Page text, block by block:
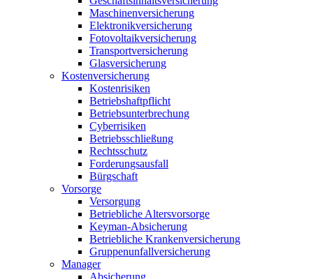
Maschinenversicherung
Elektronikversicherung
Fotovoltaikversicherung
Transportversicherung
Glasversicherung
Kostenversicherung
Kostenrisiken
Betriebshaftpflicht
Betriebsunterbrechung
Cyberrisiken
Betriebsschließung
Rechtsschutz
Forderungsausfall
Bürgschaft
Vorsorge
Versorgung
Betriebliche Altersvorsorge
Keyman-Absicherung
Betriebliche Krankenversicherung
Gruppenunfallversicherung
Manager
Absicherung